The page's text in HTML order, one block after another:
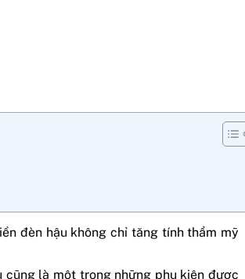
đèn hậu không chỉ tăng tính thẩm mỹ
cũng là một trong những phụ kiện được